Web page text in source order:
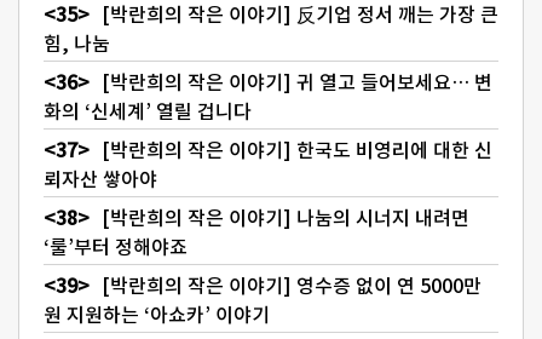
[박란희의 작은 이야기] 反기업 정서 깨는 가장 큰
힘, 나눔
[박란희의 작은 이야기] 귀 열고 들어보세요… 변
화의 ‘신세계’ 열릴 겁니다
[박란희의 작은 이야기] 한국도 비영리에 대한 신
뢰자산 쌓아야
[박란희의 작은 이야기] 나눔의 시너지 내려면
‘룰’부터 정해야죠
[박란희의 작은 이야기] 영수증 없이 연 5000만
원 지원하는 ‘아쇼카’ 이야기